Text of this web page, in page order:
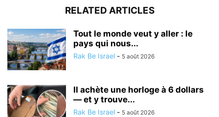
RELATED ARTICLES
Tout le monde veut y aller : le
pays qui nous...
Rak Be Israel - 5 août 2026
Il achète une horloge à 6 dollars
— et y trouve...
Rak Be Israel - 5 août 2026